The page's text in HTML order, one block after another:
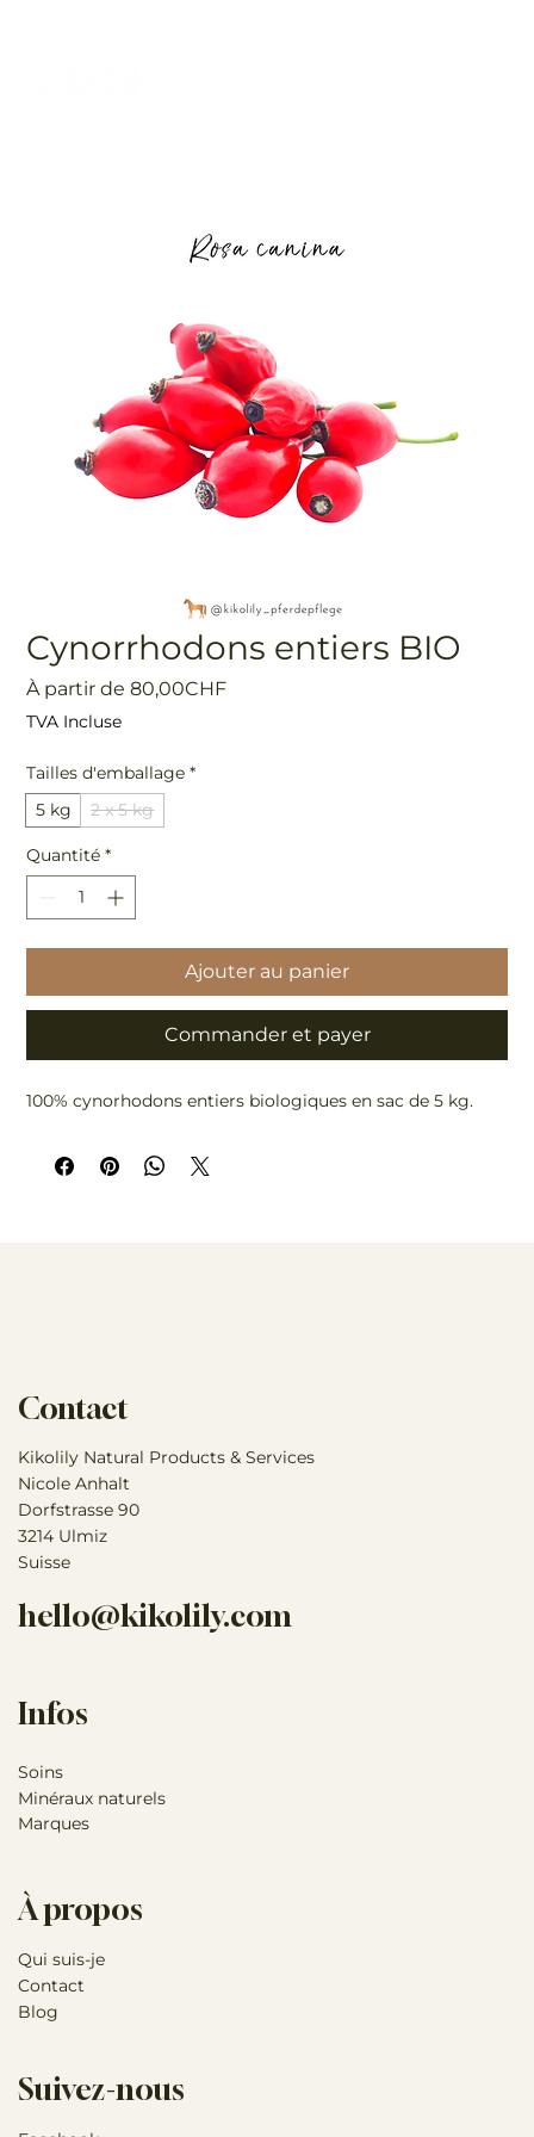
Cynorrhodons entiers BIO
À partir de80,00CHFPrix
TVA Incluse
Tailles d'emballage *
5 kg
2 x 5 kg
Quantité *
Ajouter au panier
Commander et payer
100% cynorhodons entiers biologiques en sac de 5 kg.
Contact
Kikolily Natural Products & Services
Nicole Anhalt
Dorfstrasse 90
3214 Ulmiz
Suisse
hello@kikolily.com
Suivez-nous
Infos
Soins
Minéraux naturels
Marques
À propos
Qui suis-je
Contact
Blog